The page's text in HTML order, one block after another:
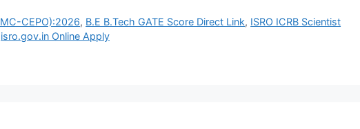
CEPO):2026, B.E B.Tech GATE Score Direct Link, ISRO ICRB Scientist
isro.gov.in Online Apply